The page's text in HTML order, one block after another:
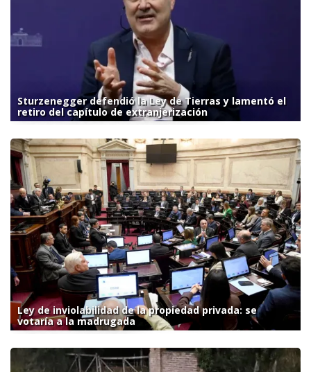
Sturzenegger defendió la Ley de Tierras y lamentó el
retiro del capítulo de extranjerización
Ley de inviolabilidad de la propiedad privada: se
votaría a la madrugada